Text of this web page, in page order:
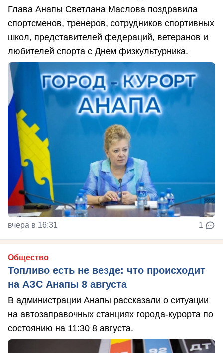
Глава Анапы Светлана Маслова поздравила
спортсменов, тренеров, сотрудников спортивных
школ, представителей федераций, ветеранов и
любителей спорта с Днем физкультурника.
вчера в 16:31 1
Общество
Топливо есть не везде: что происходит
на АЗС Анапы 8 августа
В администрации Анапы рассказали о ситуации
на автозаправочных станциях города-курорта по
состоянию на 11:30 8 августа.